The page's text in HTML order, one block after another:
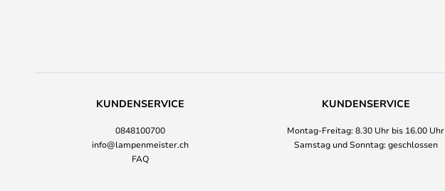
KUNDENSERVICE
0848100700
info@lampenmeister.ch
FAQ
KUNDENSERVICE
Montag-Freitag: 8.30 Uhr bis 16.00 Uhr
Samstag und Sonntag: geschlossen